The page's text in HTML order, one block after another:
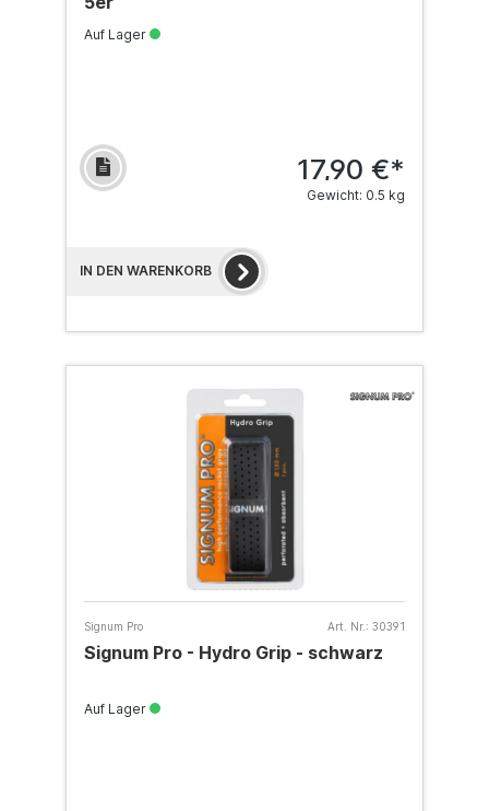
Auf Lager
17,90 €*
Gewicht: 0.5 kg
IN DEN WARENKORB
Signum Pro Art. Nr.: 30391
Signum Pro - Hydro Grip - schwarz
Auf Lager